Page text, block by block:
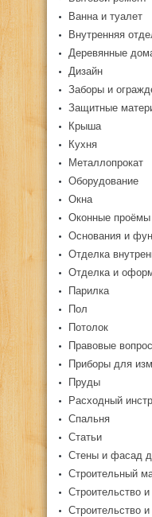
Ванна и туалет
Внутренняя
Деревянные
Дизайн
Заборы и
Защитные
Крыша
Кухня
Металлопрокат
Оборудование
Окна
Оконные проёмы
Основания и
Отделка
Отделка и
Парилка
Пол
Потолок
Правовые
Приборы для
Пруды
Расходный
Спальня
Статьи
Стены и фасад
Строительный
Строительство и
Строительство